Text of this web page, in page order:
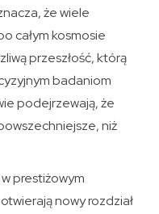
że wiele
całym kosmosie
przeszłość, którą
badaniom
podejrzewają, że
niż
prestiżowym
nowy rozdział